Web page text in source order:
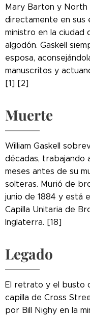
Mary Barton y North
directamente en sus
ministro en la ciudad
algodón. Gaskell
esposa,
manuscritos y
[1] [2]
Muerte
William Gaskell
décadas, trabajando
meses antes de su
solteras. Murió de
junio de 1884 y está
Capilla Unitaria de
Inglaterra. [18]
Legado
El retrato y el busto
capilla de Cross
por Bill Nighy en la